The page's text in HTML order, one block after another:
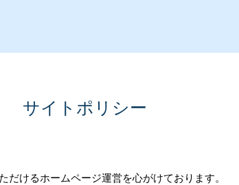
​サイトポリシー
けるホームページ運営を心がけております。